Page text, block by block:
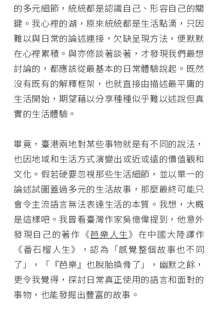
的多元細節，統統都是認識自己、形容自己的關
鍵。我心裡的湖，原來統統都是生活點滴，只因
難以與日常的論述連接，欠缺呈現方法，便默默
在心裡累積。與亦修談著談著，才發現我們最想
討論的，都應該從最基本的日常體驗說起。既然
沒有既有的解釋框架，也就直接由描述最平庸的
生活開始，期望藉以分享種種似乎難以述說但真
實的生活體驗。
畢竟，臺港兩地對某些事物就是有不同的說法，
也因地域和生活方式演變出或近或遠的價值觀和
文化。假若硬要忽視那些生活細節，並以單一的
論述試圖蓋過多元的生活故事，那麼最終可能只
會令主流語言無法表達生活的本質。我想，大概
是這樣吧。我曾看臺灣作家吳億偉提到，他意外
發現自己的著作《芭樂人生》在中國大陸譯作
《番石榴人生》，認為「感覺整個故事也不同
了」，「『芭樂』也脫胎換骨了」，幽默之餘，
更令我覺得，探討日常真正使用的語言和面對的
事物，也能發掘出豐富的故事。